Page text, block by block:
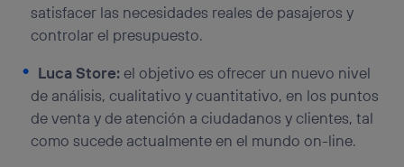
satisfacer las necesidades reales de pasajeros y
controlar el presupuesto.
Luca Store:el objetivo es ofrecer un nuevo nivel
de análisis, cualitativo y cuantitativo, en los puntos
de venta y de atención a ciudadanos y clientes, tal
como sucede actualmente en el mundo on-line.